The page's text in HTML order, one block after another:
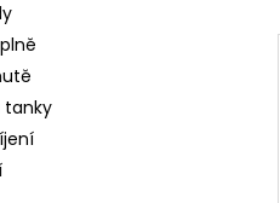
tanky